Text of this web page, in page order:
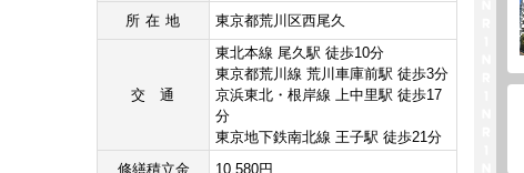
所在地 東京都荒川区西尾久
交通
東北本線 尾久駅 徒歩10分
東京都荒川線 荒川車庫前駅 徒歩3分
京浜東北・根岸線 上中里駅 徒歩17
分
東京地下鉄南北線 王子駅 徒歩21分
修繕積立金
10,580円